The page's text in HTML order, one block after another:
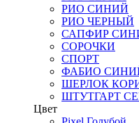
РИО СИНИЙ
РИО ЧЕРНЫЙ
САПФИР
СОРОЧКИ
СПОРТ
ФАБИО
ШЕРЛОК
ШТУТГАРТ
Цвет